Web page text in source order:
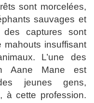
sont morcelées,
sauvages et
captures sont
insuffisant
L’une des
Aane Mane est
jeunes gens,
à cette profession.